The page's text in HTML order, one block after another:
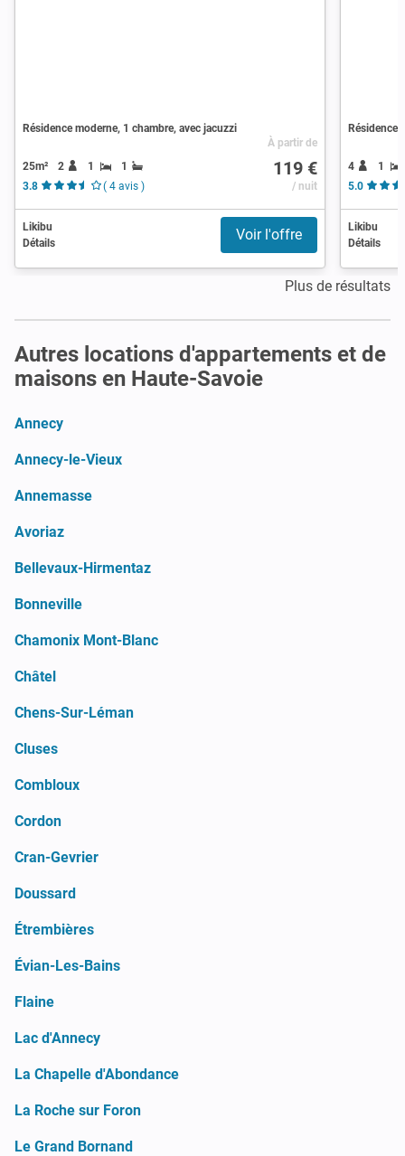
Résidence moderne, 1 chambre, avec jacuzzi
25m² 2 1
1
3.8
( 4 avis )
À partir de
119 €
/ nuit
Likibu
Détails
Voir l'offre
Résidence
4
1
5.0
Likibu
Détails
Plus de résultats
Autres locations d'appartements et de
maisons en Haute-Savoie
Annecy
Annecy-le-Vieux
Annemasse
Avoriaz
Bellevaux-Hirmentaz
Bonneville
Chamonix Mont-Blanc
Châtel
Chens-Sur-Léman
Cluses
Combloux
Cordon
Cran-Gevrier
Doussard
Étrembières
Évian-Les-Bains
Flaine
Lac d'Annecy
La Chapelle d'Abondance
La Roche sur Foron
Le Grand Bornand